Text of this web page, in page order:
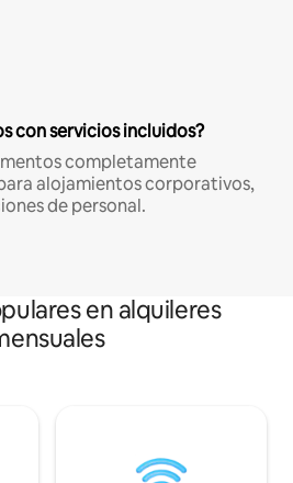
con servicios incluidos?
completamente
alojamientos corporativos,
de personal.
en alquileres